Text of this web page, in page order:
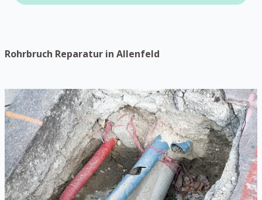
Rohrbruch Reparatur in Allenfeld